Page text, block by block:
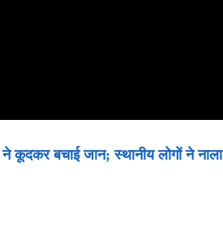
कूदकर बचाई जान; स्थानीय लोगों ने नाला